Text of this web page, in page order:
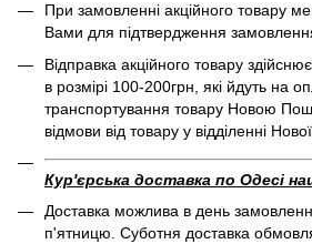
При замовленні акційного товару
Вами для підтвердження
Відправка акційного товару
в розмірі 100-200грн, які йдуть на
транспортування товару Новою
відмови від товару у відділенні
Кур'єрська доставка по Одесі
Доставка можлива в день
п'ятницю. Суботня доставка